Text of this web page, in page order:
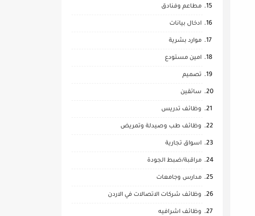
مطاعم وفنادق
ادخال بيانات
موارد بشرية
امين مستودع
تصميم
سائقين
وظائف تدريس
وظائف طب وصيدلة وتمريض
اسواق تجارية
مراقبة/ضبط الجودة
مدارس وجامعات
وظائف شركات الاتصالات في الاردن
وظائف اشرافيه